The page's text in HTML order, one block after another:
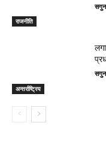
राजनीति
अन्तर्राष्ट्रिय